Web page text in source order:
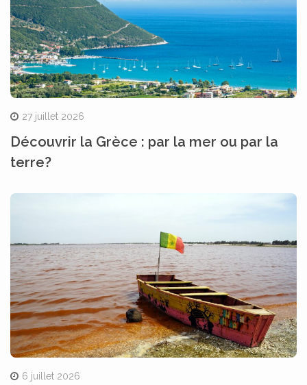
27 juillet 2026
Découvrir la Grèce : par la mer ou par la
terre?
6 juillet 2026